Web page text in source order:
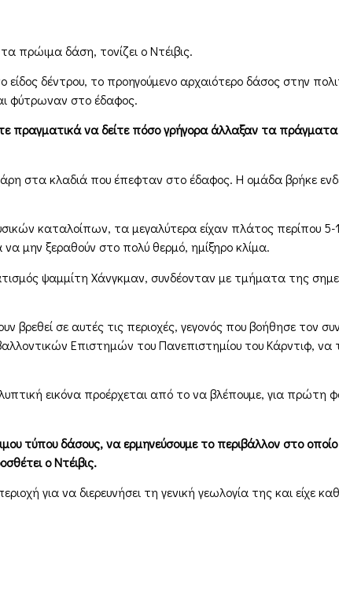
πρώιμα δάση, τονίζει ο Ντέιβις.
δέντρου, το προηγούμενο αρχαιότερο δάσος στην
φύτρωναν στο έδαφος.
πραγματικά να δείτε πόσο γρήγορα άλλαξαν τα
στα κλαδιά που έπεφταν στο έδαφος. Η ομάδα βρήκε
καταλοίπων, τα μεγαλύτερα είχαν πλάτος περίπου
μην ξεραθούν στο πολύ θερμό, ημίξηρο κλίμα.
ψαμμίτη Χάνγκμαν, συνδέονταν με τμήματα της
σε αυτές τις περιοχές, γεγονός που βοήθησε τον
Επιστημών του Πανεπιστημίου του Κάρντιφ, να
εικόνα προέρχεται από το να βλέπουμε, για πρώτη
τύπου δάσους, να ερμηνεύσουμε το περιβάλλον στο
ο Ντέιβις.
για να διερευνήσει τη γενική γεωλογία της και είχε